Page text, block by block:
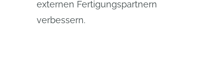
externen Fertigungspartnern
verbessern.